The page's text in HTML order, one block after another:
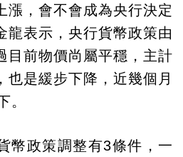
漲，會不會成為央行決定
龍表示，央行貨幣政策由
目前物價尚屬平穩，主計
也是緩步下降，近幾個月
。
幣政策調整有3條件，一